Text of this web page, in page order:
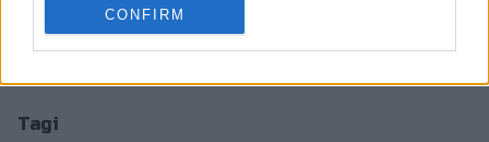
CONFIRM
Michał ''SooN" Wójcicki
Karol "tecek" Kapczyński
Tagi